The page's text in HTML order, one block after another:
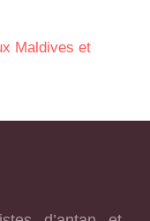
Maldives et